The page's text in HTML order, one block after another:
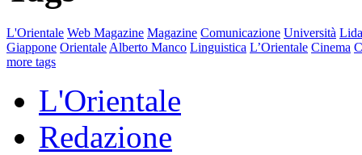
L'Orientale Web Magazine Magazine Comunicazione Università
Giappone Orientale Alberto Manco Linguistica L’Orientale Cinema
more tags
L'Orientale
Redazione